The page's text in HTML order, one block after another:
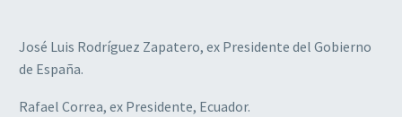
José Luis Rodríguez Zapatero, ex Presidente del Gobierno
de España.
Rafael Correa, ex Presidente, Ecuador.